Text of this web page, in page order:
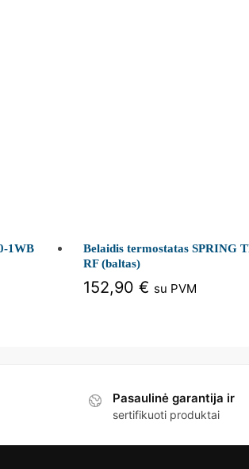
1WB
Belaidis termostatas SPRING
RF (baltas)
152,90 € su PVM
Pasaulinė garantija ir
sertifikuoti produktai